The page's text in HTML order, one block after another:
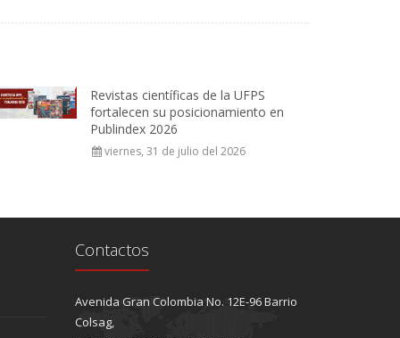
Revistas científicas de la UFPS
fortalecen su posicionamiento en
Publindex 2026
viernes, 31 de julio del 2026
Contactos
Avenida Gran Colombia No. 12E-96 Barrio
Colsag,